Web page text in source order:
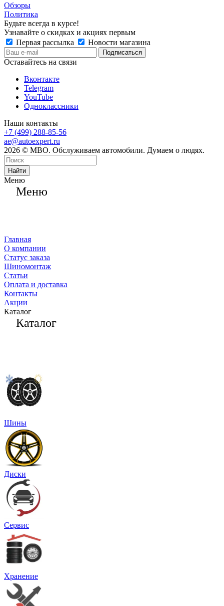
Обзоры
Политика
Будьте всегда в курсе!
Узнавайте о скидках и акциях первым
Первая рассылка
Новости магазина
Оставайтесь на связи
Вконтакте
Telegram
YouTube
Одноклассники
Наши контакты
+7 (499) 288-85-56
ae@autoexpert.ru
2026 © МВО. Обслуживаем автомобили. Думаем о людях.
Найти
Меню
Меню
Главная
О компании
Статус заказа
Шиномонтаж
Статьи
Оплата и доставка
Контакты
Акции
Каталог
Каталог
Шины
Диски
Сервис
Хранение